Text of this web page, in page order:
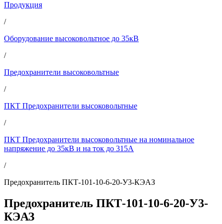
Продукция
/
Оборудование высоковольтное до 35кВ
/
Предохранители высоковольтные
/
ПКТ Предохранители высоковольтные
/
ПКТ Предохранители высоковольтные на номинальное
напряжение до 35кВ и на ток до 315А
/
Предохранитель ПКТ-101-10-6-20-У3-КЭАЗ
Предохранитель ПКТ-101-10-6-20-У3-
КЭАЗ